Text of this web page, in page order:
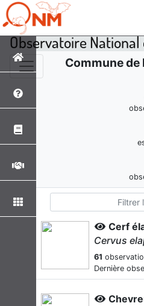
Observatoire
Commune de
Cerf
Cervus
61
Dernière